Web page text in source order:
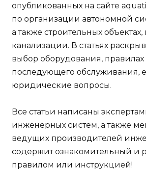
опубликованных на сайте
по организации автономной
а также строительных
канализации. В статьях
выбор оборудования, правилах
последующего обслуживания,
юридические вопросы.
Все статьи написаны
инженерных систем, а также
ведущих производителей
содержит ознакомительный и
правилом или инструкцией!